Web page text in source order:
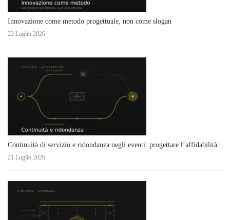
Innovazione come metodo progettuale, non come slogan
22 Luglio 2026
Continuità di servizio e ridondanza negli eventi: progettare l’affidabilità
21 Luglio 2026